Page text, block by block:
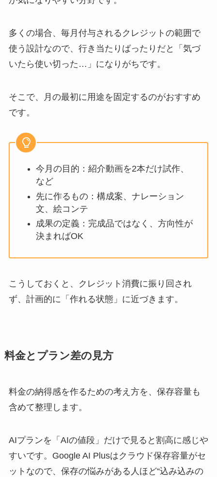
多くの場合、毎月付与されるクレジットの範囲で
使う設計なので、行き当たりばったりだと「気づ
いたら使い切った…」になりがちです。
そこで、月の最初に用途を固定するのがおすすめ
です。
今月の目的：紹介動画を2本だけ試作、
など
先に作るもの：構成案、ナレーション
文、絵コンテ
成果の定義：完成品ではなく、方向性が
決まればOK
こうしておくと、クレジット消費に振り回され
ず、計画的に「作れる状態」に近づきます。
料金とプラン差の見方
料金の納得感を作るための考え方を、保存容量も
含めて整理します。
AIプランを「AIの値段」だけで見ると割高に感じや
すいです。Google AI Plusはクラウド保存容量がセ
ットなので、保存の悩みがある人ほど“込み込みの